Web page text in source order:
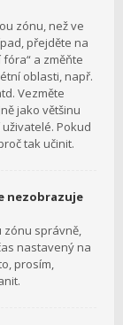
zónu, než ve
přejděte na
a změňte
oblasti, např.
Vezměte
jako většinu
Pokud
tak učinit.
nezobrazuje
zónu správně,
nastavený na
prosím,